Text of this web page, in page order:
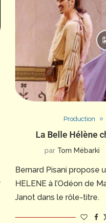
Production
La Belle Hélène
par Tom Mébarki
Bernard Pisani propose
HELENE à l’Odéon de
Janot dans le rôle-titre.